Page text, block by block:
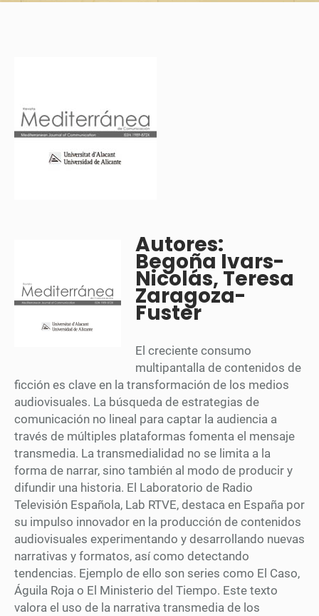
Autores:
Begoña Ivars-
Nicolás, Teresa
Zaragoza-
Fuster
El creciente consumo
multipantalla de contenidos de
ficción es clave en la transformación de los medios
audiovisuales. La búsqueda de estrategias de
comunicación no lineal para captar la audiencia a
través de múltiples plataformas fomenta el mensaje
transmedia. La transmedialidad no se limita a la
forma de narrar, sino también al modo de producir y
difundir una historia. El Laboratorio de Radio
Televisión Española, Lab RTVE, destaca en España por
su impulso innovador en la producción de contenidos
audiovisuales experimentando y desarrollando nuevas
narrativas y formatos, así como detectando
tendencias. Ejemplo de ello son series como El Caso,
Águila Roja o El Ministerio del Tiempo. Este texto
valora el uso de la narrativa transmedia de los